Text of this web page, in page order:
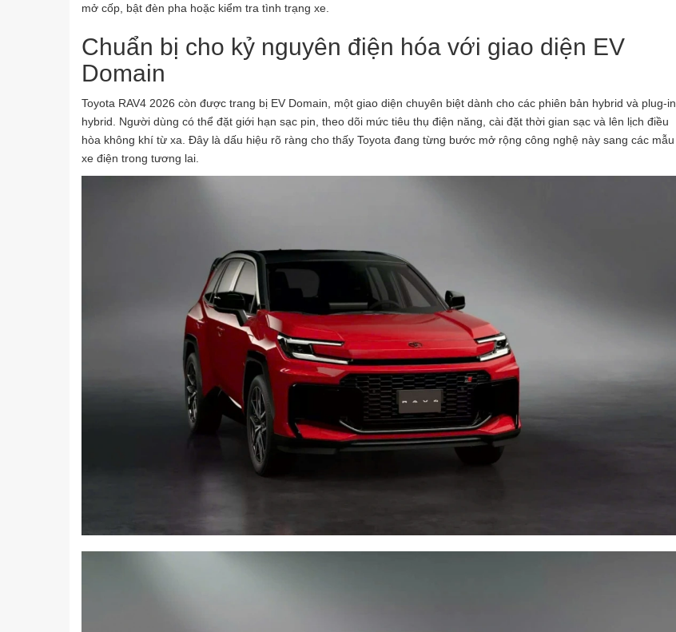
mở cốp, bật đèn pha hoặc kiểm tra tình trạng xe.
Chuẩn bị cho kỷ nguyên điện hóa với giao diện EV
Domain
Toyota RAV4 2026 còn được trang bị EV Domain, một giao diện chuyên biệt dành cho các phiên bản hybrid và plug-in
hybrid. Người dùng có thể đặt giới hạn sạc pin, theo dõi mức tiêu thụ điện năng, cài đặt thời gian sạc và lên lịch điều
hòa không khí từ xa. Đây là dấu hiệu rõ ràng cho thấy Toyota đang từng bước mở rộng công nghệ này sang các mẫu
xe điện trong tương lai.